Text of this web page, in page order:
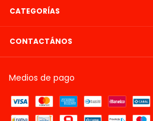
CATEGORÍAS
CONTACTÁNOS
Medios de pago